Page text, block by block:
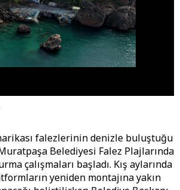
falezlerinin denizle buluştuğu
Belediyesi Falez Plajlarında
çalışmaları başladı. Kış aylarında
yeniden montajına yakın